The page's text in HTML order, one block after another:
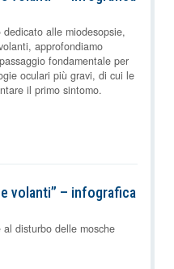
alle miodesopsie,
approfondiamo
fondamentale per
oculari più gravi, di cui le
il primo sintomo.
volanti” – infografica
disturbo delle mosche